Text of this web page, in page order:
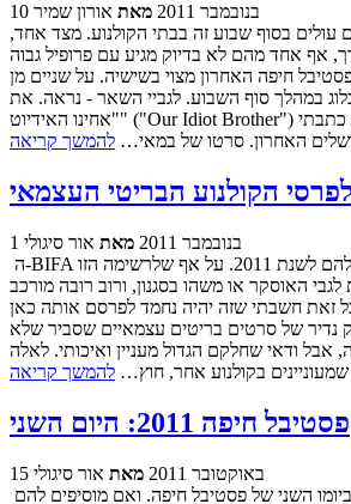
10 בנובמבר 2011 מאת אורון שמיר
בסוף שבוע זה בבתי הקולנוע. מצד אחד,
אף אחד מהם לא בדיוק מגיע עם פרופיל גבוה
חיפה האחרון מצוי בשישיה. על שניים מן
במהלך סוף השבוע. לגביי השאר - נראה. את
"אחינו האידיוט" ("Our Idiot Brother") ראיתי ועליו כתבתי
האחרון. סרטו של במאי… להמשך קריאה
הקולנוע הבריטי העצמאי
1 בנובמבר 2011 מאת אור סיגולי
לגבי האוסקר או משהו בסגנון, ורוב רובה מורכב
זאת חשבתי שזה יהיה נחמד לפרסם אותה כאן
נדיר של סרטים בריטים עצמאיים שסביר שלא
ודאי שחלקם הגדול מעניין ואיכותי. לאלה
שמעוניינים בקולנוע אחר, חוץ… להמשך קריאה
פסטיבל חיפה 2011: היום השני
15 באוקטובר 2011 מאת אור סיגולי